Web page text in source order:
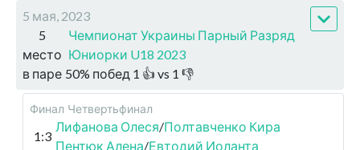
5 мая, 2023
5
место
Чемпионат Украины Парный Разряд
Юниорки U18 2023
в паре 50% побед 1 👍 vs 1 👎
Финал Четвертьфинал
1:3
Лифанова Олеся/Полтавченко Кира
Пентюк Алена/Евтодий Иоланта